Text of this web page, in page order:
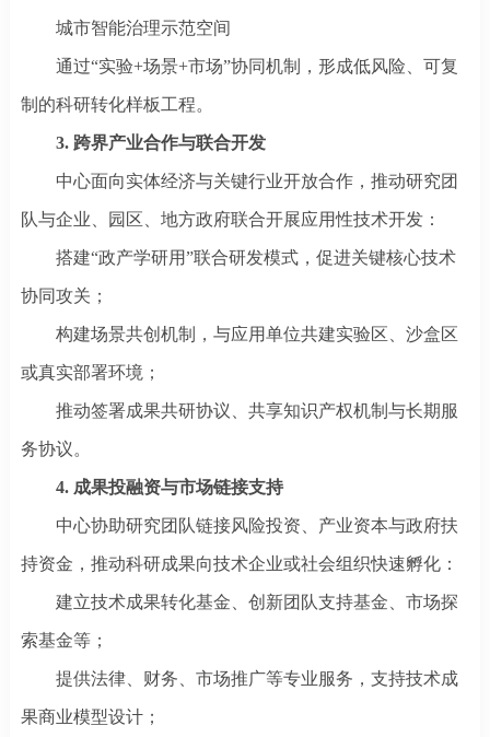
城市智能治理示范空间
通过“实验+场景+市场”协同机制，形成低风险、可复
制的科研转化样板工程。
3. 跨界产业合作与联合开发
中心面向实体经济与关键行业开放合作，推动研究团
队与企业、园区、地方政府联合开展应用性技术开发：
搭建“政产学研用”联合研发模式，促进关键核心技术
协同攻关；
构建场景共创机制，与应用单位共建实验区、沙盒区
或真实部署环境；
推动签署成果共研协议、共享知识产权机制与长期服
务协议。
4. 成果投融资与市场链接支持
中心协助研究团队链接风险投资、产业资本与政府扶
持资金，推动科研成果向技术企业或社会组织快速孵化：
建立技术成果转化基金、创新团队支持基金、市场探
索基金等；
提供法律、财务、市场推广等专业服务，支持技术成
果商业模型设计；